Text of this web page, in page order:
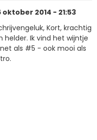
oktober 2014 - 21:53
Kort, krachtig
helder. Ik vind het wijntje
als #5 - ook mooi als